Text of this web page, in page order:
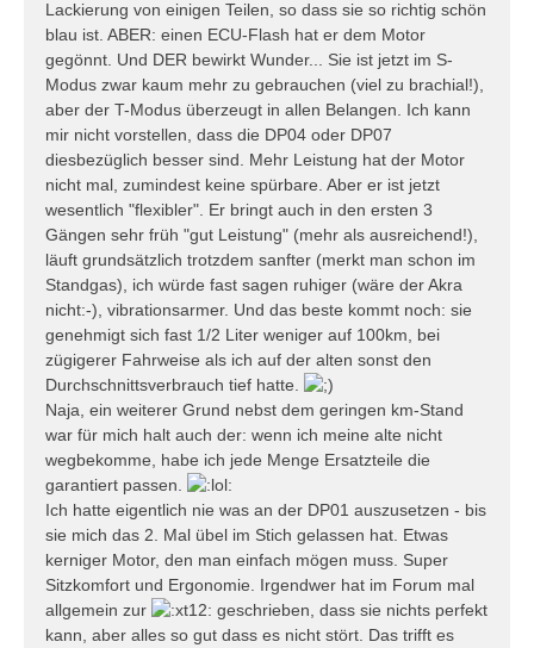
Lackierung von einigen Teilen, so dass sie so richtig schön
blau ist. ABER: einen ECU-Flash hat er dem Motor
gegönnt. Und DER bewirkt Wunder... Sie ist jetzt im S-
Modus zwar kaum mehr zu gebrauchen (viel zu brachial!),
aber der T-Modus überzeugt in allen Belangen. Ich kann
mir nicht vorstellen, dass die DP04 oder DP07
diesbezüglich besser sind. Mehr Leistung hat der Motor
nicht mal, zumindest keine spürbare. Aber er ist jetzt
wesentlich "flexibler". Er bringt auch in den ersten 3
Gängen sehr früh "gut Leistung" (mehr als ausreichend!),
läuft grundsätzlich trotzdem sanfter (merkt man schon im
Standgas), ich würde fast sagen ruhiger (wäre der Akra
nicht:-), vibrationsarmer. Und das beste kommt noch: sie
genehmigt sich fast 1/2 Liter weniger auf 100km, bei
zügigerer Fahrweise als ich auf der alten sonst den
Durchschnittsverbrauch tief hatte.
Naja, ein weiterer Grund nebst dem geringen km-Stand
war für mich halt auch der: wenn ich meine alte nicht
wegbekomme, habe ich jede Menge Ersatzteile die
garantiert passen.
Ich hatte eigentlich nie was an der DP01 auszusetzen - bis
sie mich das 2. Mal übel im Stich gelassen hat. Etwas
kerniger Motor, den man einfach mögen muss. Super
Sitzkomfort und Ergonomie. Irgendwer hat im Forum mal
allgemein zur
geschrieben, dass sie nichts perfekt
kann, aber alles so gut dass es nicht stört. Das trifft es